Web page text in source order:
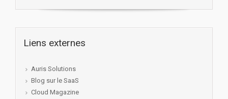
Liens externes
Auris Solutions
Blog sur le SaaS
Cloud Magazine